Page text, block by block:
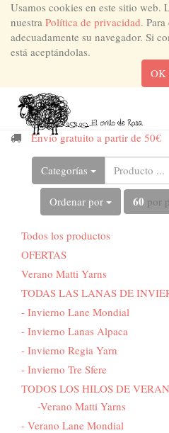
Usamos cookies en este sitio web.
nuestra Política de privacidad.
adecuadamente su navegador. Si
está aceptándolas.
OK
Envío gratuito a partir de 50€
Categorías
Ordenar por 60 por
Todos los productos
OFERTAS
Verano Matti Yarns
TODAS LAS LANAS DE
- Invierno Lane Mondial
- Invierno Lanas Alpaca
- Invierno Regia Yarn
- Invierno Tre Sfere
TODOS LOS HILOS DE
-Verano Matti Yarns
- Verano Lane Mondial